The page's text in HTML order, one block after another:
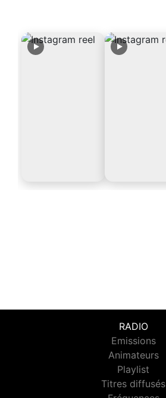
RADIO
Emissions
Animateurs
Playlist
Titres diffusés